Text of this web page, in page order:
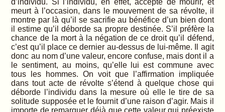
d’individu. Si l’individu, en effet, accepte de mourir, et
meurt à l’occasion, dans le mouvement de sa révolte, il
montre par là qu’il se sacrifie au bénéfice d’un bien dont
il estime qu’il déborde sa propre destinée. S’il préfère la
chance de la mort à la négation de ce droit qu’il défend,
c’est qu’il place ce dernier au-dessus de lui-même. Il agit
donc au nom d’une valeur, encore confuse, mais dont il a
le sentiment, au moins, qu’elle lui est commune avec
tous les hommes. On voit que l’affirmation impliquée
dans tout acte de révolte s’étend à quelque chose qui
déborde l’individu dans la mesure où elle le tire de sa
solitude supposée et le fournit d’une raison d’agir. Mais il
importe de remarquer déjà que cette valeur qui préexiste